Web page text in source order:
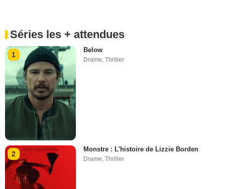
Séries les + attendues
1
Below
Drame,Thriller
2
Monstre : L'histoire de Lizzie Borden
Drame,Thriller